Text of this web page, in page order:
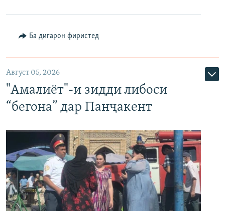
Ба дигарон фиристед
Август 05, 2026
"Амалиёт"-и зидди либоси
“бегона” дар Панҷакент